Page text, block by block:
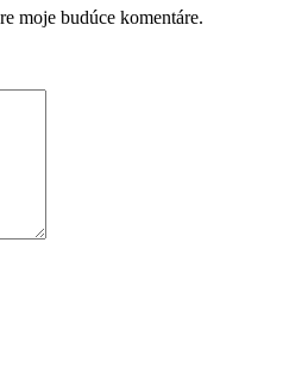
moje budúce komentáre.